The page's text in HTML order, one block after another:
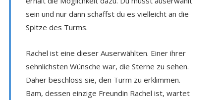
sein und nur dann schaffst du es vielleicht an die
Spitze des Turms.
Rachel ist eine dieser Auserwählten. Einer ihrer
sehnlichsten Wünsche war, die Sterne zu sehen.
Daher beschloss sie, den Turm zu erklimmen.
Bam, dessen einzige Freundin Rachel ist, wartet